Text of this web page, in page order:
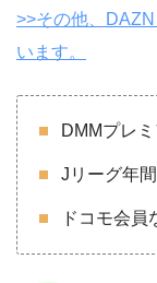
>>その他、
います。
DMMプレ
Jリーグ年
ドコモ会員